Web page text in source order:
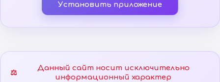
Установить приложение
⚖️
Данный сайт носит исключительно
информационный характер